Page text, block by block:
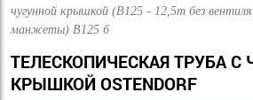
чугунной крышкой (B125 - 12,5т без
манжеты) B125 б
ТЕЛЕСКОПИЧЕСКАЯ ТРУБА С
КРЫШКОЙ OSTENDORF